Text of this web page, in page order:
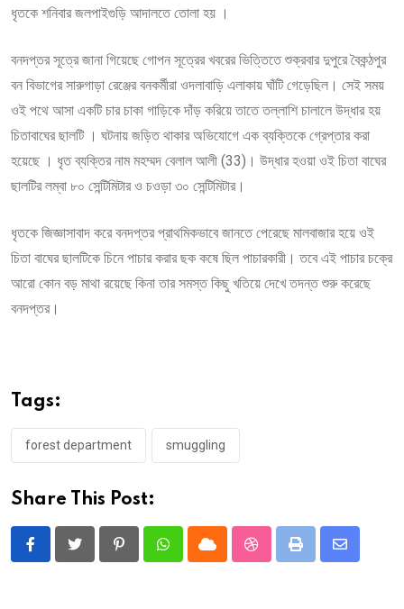
ধৃতকে শনিবার জলপাইগুড়ি আদালতে তোলা হয় ।
বনদপ্তর সূত্রে জানা গিয়েছে গোপন সূত্রের খবরের ভিত্তিতে শুক্রবার দুপুরে বৈকন্ঠপুর
বন বিভাগের সারুগাড়া রেঞ্জের বনকর্মীরা ওদলাবাড়ি এলাকায় ঘাঁটি গেড়েছিল। সেই সময়
ওই পথে আসা একটি চার চাকা গাড়িকে দাঁড় করিয়ে তাতে তল্লাশি চালালে উদ্ধার হয়
চিতাবাঘের ছালটি । ঘটনায় জড়িত থাকার অভিযোগে এক ব্যক্তিকে গ্রেপ্তার করা
হয়েছে । ধৃত ব্যক্তির নাম মহম্মদ বেলাল আলী (33)। উদ্ধার হওয়া ওই চিতা বাঘের
ছালটির লম্বা ৮০ সেন্টিমিটার ও চওড়া ৩০ সেন্টিমিটার।
ধৃতকে জিজ্ঞাসাবাদ করে বনদপ্তর প্রাথমিকভাবে জানতে পেরেছে মালবাজার হয়ে ওই
চিতা বাঘের ছালটিকে চিনে পাচার করার ছক কষে ছিল পাচারকারী। তবে এই পাচার চক্রে
আরো কোন বড় মাথা রয়েছে কিনা তার সমস্ত কিছু খতিয়ে দেখে তদন্ত শুরু করেছে
বনদপ্তর।
Tags:
forest department smuggling
Share This Post:
PinterestWhatsappCloud StumbleUpon
Print
Share